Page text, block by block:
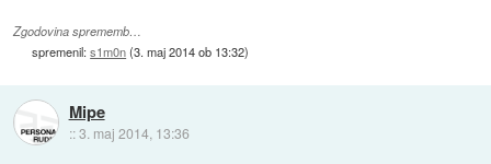
Zgodovina sprememb…
spremenil:s1m0n(3. maj 2014 ob 13:32)
Mipe
::3. maj 2014, 13:36